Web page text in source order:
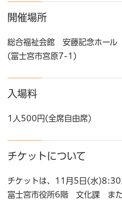
開催場所
総合福祉会館 安藤記念ホール
(富士宮市宮原7-1)
入場料
1人500円(全席自由席)
チケットについて
チケットは、11月5日(水)8:30
富士宮市役所6階 文化課 また